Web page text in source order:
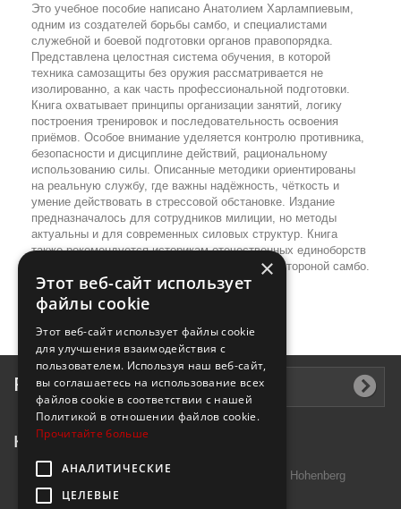
Это учебное пособие написано Анатолием Харлампиевым,
одним из создателей борьбы самбо, и специалистами
служебной и боевой подготовки органов правопорядка.
Представлена целостная система обучения, в которой
техника самозащиты без оружия рассматривается не
изолированно, а как часть профессиональной подготовки.
Книга охватывает принципы организации занятий, логику
построения тренировок и последовательность освоения
приёмов. Особое внимание уделяется контролю противника,
безопасности и дисциплине действий, рациональному
использованию силы. Описанные методики ориентированы
на реальную службу, где важны надёжность, чёткость и
умение действовать в стрессовой обстановке. Издание
предназначалось для сотрудников милиции, но методы
актуальны и для современных силовых структур. Книга
также рекомендуется историкам отечественных единоборств
и читателям, интересующимся практической стороной самбо.
Рассылка
Контактная информация
Introtek GmbH, Hutschenreuther Str. 13 95691 Hohenberg
Deutschland
×
Этот веб-сайт использует
файлы cookie
Этот веб-сайт использует файлы cookie
для улучшения взаимодействия с
пользователем. Используя наш веб-сайт,
вы соглашаетесь на использование всех
файлов cookie в соответствии с нашей
Политикой в ​​отношении файлов cookie.
Прочитайте больше
АНАЛИТИЧЕСКИЕ
ЦЕЛЕВЫЕ